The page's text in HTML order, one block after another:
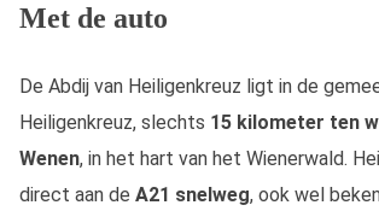
Met de auto
De Abdij van Heiligenkreuz ligt in de
Heiligenkreuz, slechts 15 kilometer ten
Wenen, in het hart van het Wienerwald.
direct aan de A21 snelweg, ook wel